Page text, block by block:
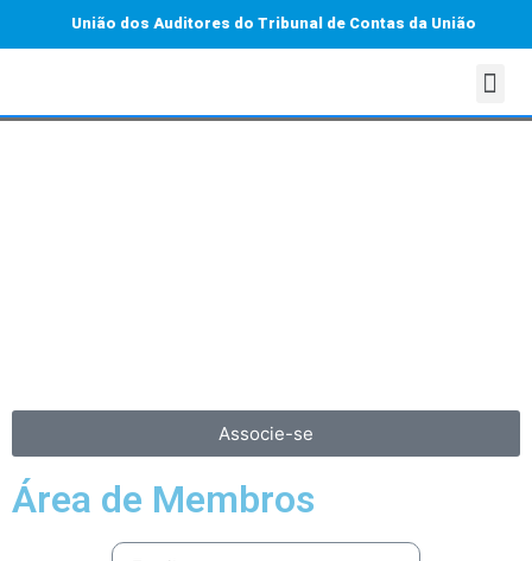
União dos Auditores do Tribunal de Contas da União
Associe-se
Área de Membros